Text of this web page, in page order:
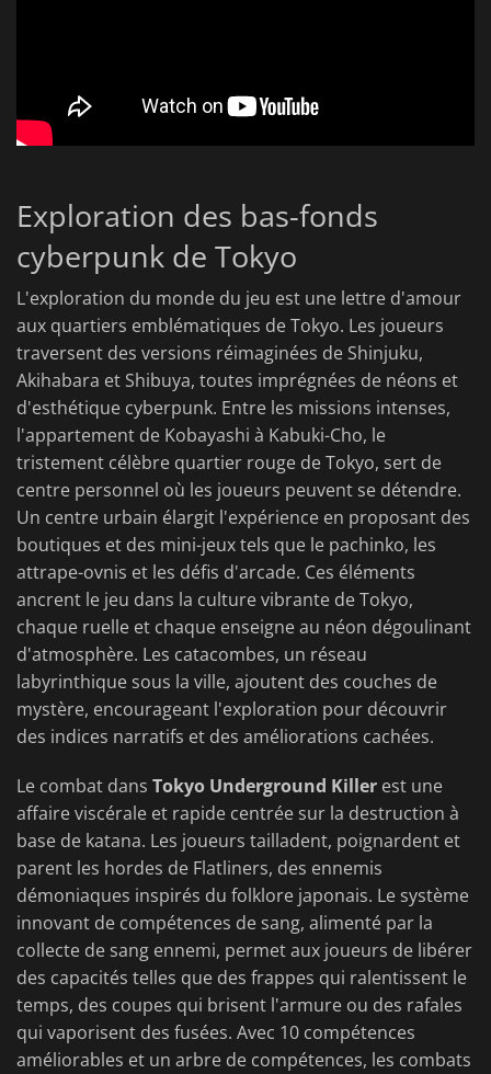
Exploration des bas-fonds
cyberpunk de Tokyo
L'exploration du monde du jeu est une lettre d'amour
aux quartiers emblématiques de Tokyo. Les joueurs
traversent des versions réimaginées de Shinjuku,
Akihabara et Shibuya, toutes imprégnées de néons et
d'esthétique cyberpunk. Entre les missions intenses,
l'appartement de Kobayashi à Kabuki-Cho, le
tristement célèbre quartier rouge de Tokyo, sert de
centre personnel où les joueurs peuvent se détendre.
Un centre urbain élargit l'expérience en proposant des
boutiques et des mini-jeux tels que le pachinko, les
attrape-ovnis et les défis d'arcade. Ces éléments
ancrent le jeu dans la culture vibrante de Tokyo,
chaque ruelle et chaque enseigne au néon dégoulinant
d'atmosphère. Les catacombes, un réseau
labyrinthique sous la ville, ajoutent des couches de
mystère, encourageant l'exploration pour découvrir
des indices narratifs et des améliorations cachées.
Le combat dans Tokyo Underground Killer est une
affaire viscérale et rapide centrée sur la destruction à
base de katana. Les joueurs tailladent, poignardent et
parent les hordes de Flatliners, des ennemis
démoniaques inspirés du folklore japonais. Le système
innovant de compétences de sang, alimenté par la
collecte de sang ennemi, permet aux joueurs de libérer
des capacités telles que des frappes qui ralentissent le
temps, des coupes qui brisent l'armure ou des rafales
qui vaporisent des fusées. Avec 10 compétences
améliorables et un arbre de compétences, les combats